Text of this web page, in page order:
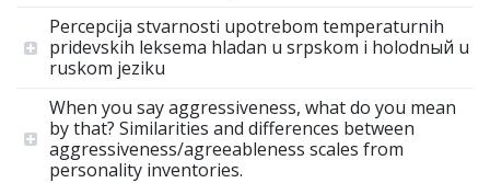
Percepcija stvarnosti upotrebom temperaturnih
pridevskih leksema hladan u srpskom i holodnый u
ruskom jeziku
When you say aggressiveness, what do you mean
by that? Similarities and differences between
aggressiveness/agreeableness scales from
personality inventories.